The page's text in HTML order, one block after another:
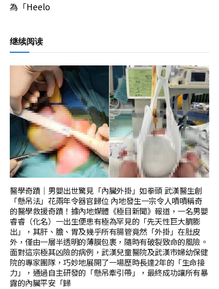
為「Heelo
继续阅读
醫學奇蹟｜男嬰出世驚見「內臟外掛」如拳頭 武漢醫生創
「懸吊法」花兩年令器官歸位 內地發生一宗令人嘖嘖稱奇
的醫學救援奇蹟！據內地媒體《極目新聞》報道，一名男嬰
睿睿（化名）一出生便患有極為罕見的「先天性巨大臍膨
出」，其肝、膽、胃及幾乎所有腸管竟然「外掛」在肚皮
外，僅由一層半透明的薄膜包裹，隨時有破裂致命的風險。
面對這宗極其凶險的病例，武漢兒童醫院及武漢市婦幼保健
院的專家團隊，巧妙地展開了一場歷時長達2年的「生命接
力」，通過自主研發的「懸吊牽引帶」，最終成功讓所有暴
露的內臟平安「歸